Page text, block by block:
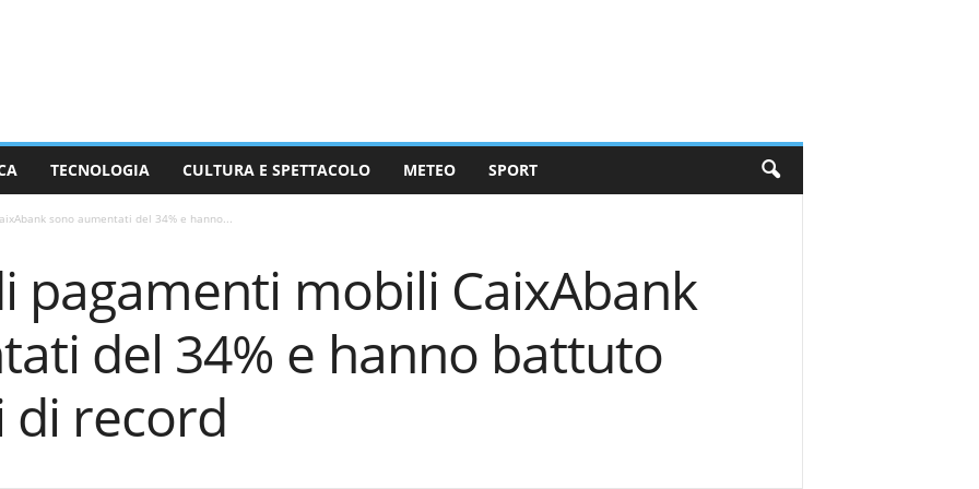
TECNOLOGIA CULTURA E SPETTACOLO METEO SPORT
sono aumentati del 34% e hanno...
pagamenti mobili CaixAbank
del 34% e hanno battuto
di record